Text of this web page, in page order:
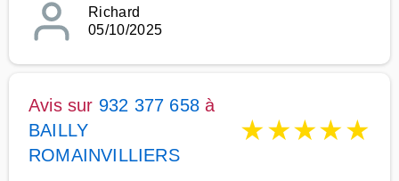
Richard
05/10/2025
Avis sur 932 377 658 à
BAILLY
ROMAINVILLIERS
★★★★★